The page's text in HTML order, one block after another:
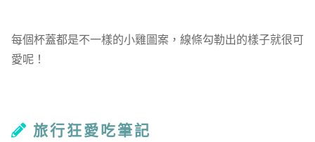
每個杯蓋都是不一樣的小雞圖案，線條勾勒出的樣子就很可
愛呢！
旅行狂愛吃筆記